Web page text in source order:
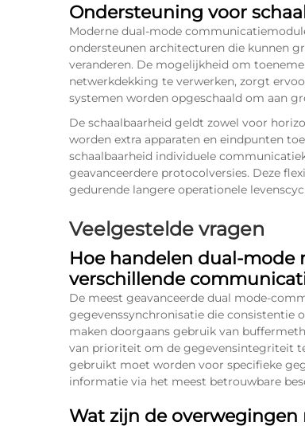
Ondersteuning voor
Moderne dual-mode
ondersteunen architecturen die kunnen
veranderen. De mogelijkheid om
netwerkdekking te verwerken, zorgt
systemen worden opgeschaald om aan
De schaalbaarheid geldt zowel voor
worden extra apparaten en eindpunten
schaalbaarheid individuele
geavanceerdere protocolversies. Deze
gedurende langere operationele
Veelgestelde vragen
Hoe handelen dual-mode
verschillende
De meest geavanceerde dual mode-
gegevenssynchronisatie die consistentie
maken doorgaans gebruik van
van prioriteit om de gegevensintegriteit
gebruikt moet worden voor specifieke
informatie via het meest betrouwbare
Wat zijn de